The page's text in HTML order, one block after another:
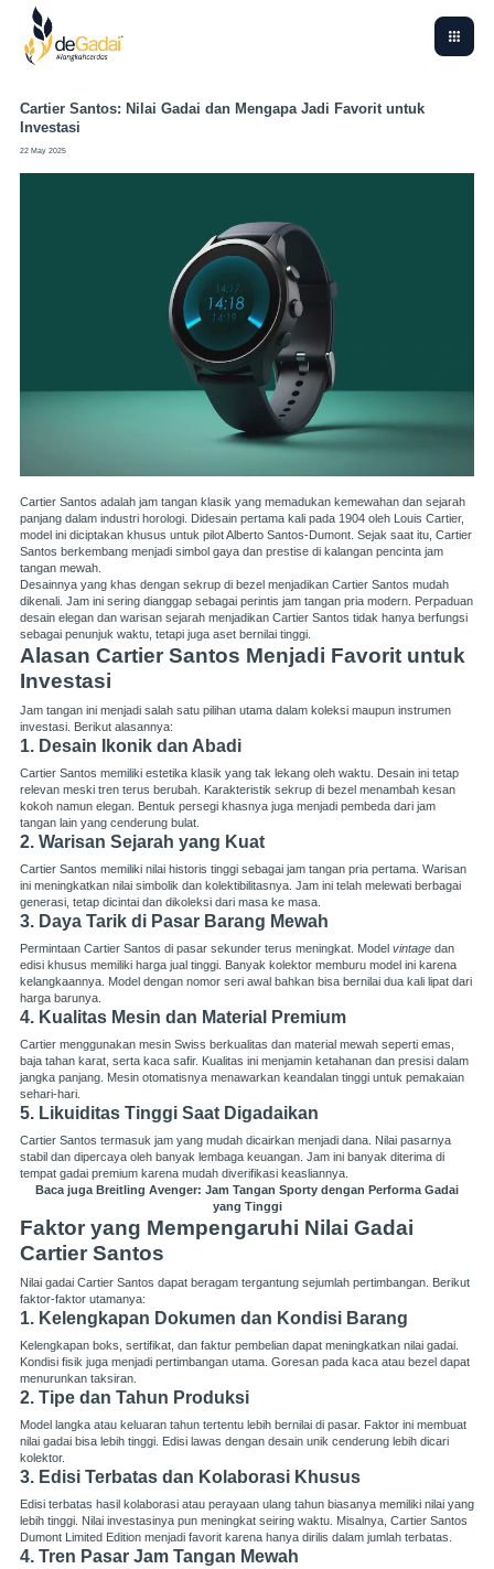
Cartier Santos: Nilai Gadai dan Mengapa Jadi Favorit untuk
Investasi
22 May 2025
Cartier Santos adalah jam tangan klasik yang memadukan kemewahan dan sejarah
panjang dalam industri horologi. Didesain pertama kali pada 1904 oleh Louis Cartier,
model ini diciptakan khusus untuk pilot Alberto Santos-Dumont. Sejak saat itu, Cartier
Santos berkembang menjadi simbol gaya dan prestise di kalangan pencinta jam
tangan mewah.
Desainnya yang khas dengan sekrup di bezel menjadikan Cartier Santos mudah
dikenali. Jam ini sering dianggap sebagai perintis jam tangan pria modern. Perpaduan
desain elegan dan warisan sejarah menjadikan Cartier Santos tidak hanya berfungsi
sebagai penunjuk waktu, tetapi juga aset bernilai tinggi.
Alasan Cartier Santos Menjadi Favorit untuk
Investasi
Jam tangan ini menjadi salah satu pilihan utama dalam koleksi maupun instrumen
investasi. Berikut alasannya:
1. Desain Ikonik dan Abadi
Cartier Santos memiliki estetika klasik yang tak lekang oleh waktu. Desain ini tetap
relevan meski tren terus berubah. Karakteristik sekrup di bezel menambah kesan
kokoh namun elegan. Bentuk persegi khasnya juga menjadi pembeda dari jam
tangan lain yang cenderung bulat.
2. Warisan Sejarah yang Kuat
Cartier Santos memiliki nilai historis tinggi sebagai jam tangan pria pertama. Warisan
ini meningkatkan nilai simbolik dan kolektibilitasnya. Jam ini telah melewati berbagai
generasi, tetap dicintai dan dikoleksi dari masa ke masa.
3. Daya Tarik di Pasar Barang Mewah
Permintaan Cartier Santos di pasar sekunder terus meningkat. Model vintage dan
edisi khusus memiliki harga jual tinggi. Banyak kolektor memburu model ini karena
kelangkaannya. Model dengan nomor seri awal bahkan bisa bernilai dua kali lipat dari
harga barunya.
4. Kualitas Mesin dan Material Premium
Cartier menggunakan mesin Swiss berkualitas dan material mewah seperti emas,
baja tahan karat, serta kaca safir. Kualitas ini menjamin ketahanan dan presisi dalam
jangka panjang. Mesin otomatisnya menawarkan keandalan tinggi untuk pemakaian
sehari-hari.
5. Likuiditas Tinggi Saat Digadaikan
Cartier Santos termasuk jam yang mudah dicairkan menjadi dana. Nilai pasarnya
stabil dan dipercaya oleh banyak lembaga keuangan. Jam ini banyak diterima di
tempat gadai premium karena mudah diverifikasi keasliannya.
Baca juga Breitling Avenger: Jam Tangan Sporty dengan Performa Gadai
yang Tinggi
Faktor yang Mempengaruhi Nilai Gadai
Cartier Santos
Nilai gadai Cartier Santos dapat beragam tergantung sejumlah pertimbangan. Berikut
faktor-faktor utamanya:
1. Kelengkapan Dokumen dan Kondisi Barang
Kelengkapan boks, sertifikat, dan faktur pembelian dapat meningkatkan nilai gadai.
Kondisi fisik juga menjadi pertimbangan utama. Goresan pada kaca atau bezel dapat
menurunkan taksiran.
2. Tipe dan Tahun Produksi
Model langka atau keluaran tahun tertentu lebih bernilai di pasar. Faktor ini membuat
nilai gadai bisa lebih tinggi. Edisi lawas dengan desain unik cenderung lebih dicari
kolektor.
3. Edisi Terbatas dan Kolaborasi Khusus
Edisi terbatas hasil kolaborasi atau perayaan ulang tahun biasanya memiliki nilai yang
lebih tinggi. Nilai investasinya pun meningkat seiring waktu. Misalnya, Cartier Santos
Dumont Limited Edition menjadi favorit karena hanya dirilis dalam jumlah terbatas.
4. Tren Pasar Jam Tangan Mewah